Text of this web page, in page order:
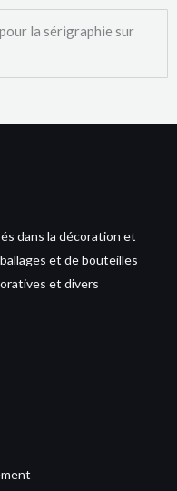
la sérigraphie sur
dans la décoration et
et de bouteilles
et divers